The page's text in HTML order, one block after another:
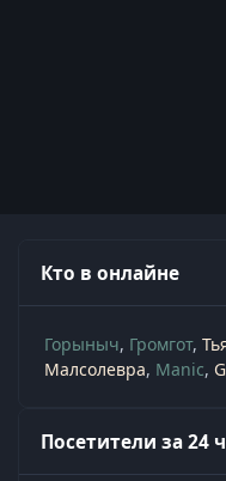
Кто в онлайне
Горыныч Громгот
Малсолевра Manic
Посетители за 24